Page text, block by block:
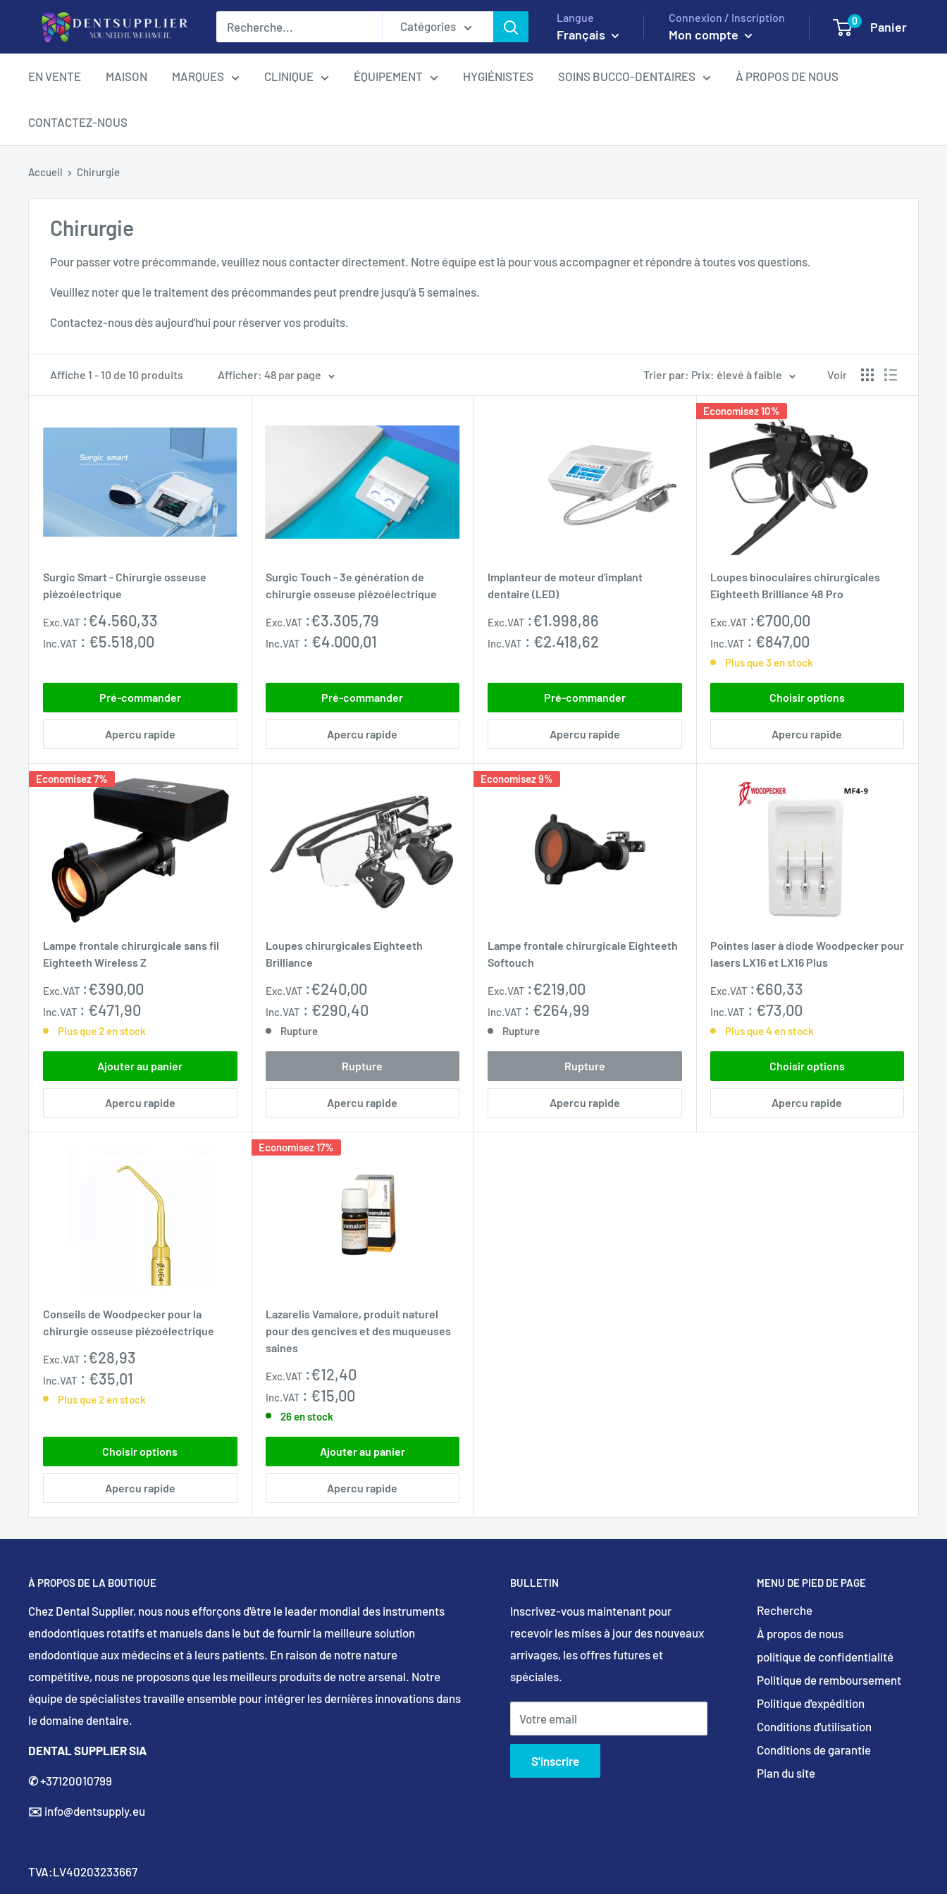
contenu
DentSupplier Catégories
Langue
Français
Connexion / Inscription
Mon compte
0 Panier
EN VENTE MAISON MARQUES CLINIQUE ÉQUIPEMENT HYGIÉNISTES SOINS BUCCO-DENTAIRES À PROPOS DE NOUS
CONTACTEZ-NOUS
Accueil Chirurgie
Chirurgie
Pour passer votre précommande, veuillez nous contacter directement. Notre équipe est là pour vous accompagner et répondre à toutes vos questions.
Veuillez noter que le traitement des précommandes peut prendre jusqu'à 5 semaines.
Contactez-nous dès aujourd'hui pour réserver vos produits.
Affiche 1 - 10 de 10 produits Afficher: 48 par page Trier par: Prix: élevé à faible Voir
Surgic Smart - Chirurgie osseuse
piézoélectrique
Prix
réduit
Exc.VAT :€4.560,33
Inc.VAT : €5.518,00
Pré-commander
Apercu rapide
Surgic Touch - 3e génération de
chirurgie osseuse piézoélectrique
Prix
réduit
Exc.VAT :€3.305,79
Inc.VAT : €4.000,01
Pré-commander
Apercu rapide
Implanteur de moteur d'implant
dentaire (LED)
Prix
réduit
Exc.VAT :€1.998,86
Inc.VAT : €2.418,62
Pré-commander
Apercu rapide
Economisez 10%
Loupes binoculaires chirurgicales
Eighteeth Brilliance 48 Pro
Prix
normal
Exc.VAT :€700,00
Inc.VAT : €847,00
Plus que 3 en stock
Choisir options
Apercu rapide
Economisez 7%
Lampe frontale chirurgicale sans fil
Eighteeth Wireless Z
Prix
normal
Exc.VAT :€390,00
Inc.VAT : €471,90
Plus que 2 en stock
Ajouter au panier
Apercu rapide
Loupes chirurgicales Eighteeth
Brilliance
Prix
réduit
Exc.VAT :€240,00
Inc.VAT : €290,40
Rupture
Rupture
Apercu rapide
Economisez 9%
Lampe frontale chirurgicale Eighteeth
Softouch
Prix
normal
Exc.VAT :€219,00
Inc.VAT : €264,99
Rupture
Rupture
Apercu rapide
Pointes laser à diode Woodpecker pour
lasers LX16 et LX16 Plus
Prix
réduit
Exc.VAT :€60,33
Inc.VAT : €73,00
Plus que 4 en stock
Choisir options
Apercu rapide
Conseils de Woodpecker pour la
chirurgie osseuse piézoélectrique
Prix
réduit
Exc.VAT :€28,93
Inc.VAT : €35,01
Plus que 2 en stock
Choisir options
Apercu rapide
Economisez 17%
Lazarelis Vamalore, produit naturel
pour des gencives et des muqueuses
saines
Prix
normal
Exc.VAT :€12,40
Inc.VAT : €15,00
26 en stock
Ajouter au panier
Apercu rapide
À PROPOS DE LA BOUTIQUE
Chez Dental Supplier, nous nous efforçons d'être le leader mondial des instruments
endodontiques rotatifs et manuels dans le but de fournir la meilleure solution
endodontique aux médecins et à leurs patients. En raison de notre nature
compétitive, nous ne proposons que les meilleurs produits de notre arsenal. Notre
équipe de spécialistes travaille ensemble pour intégrer les dernières innovations dans
le domaine dentaire.
DENTAL SUPPLIER SIA
✆+37120010799
✉️ info@dentsupply.eu
TVA:LV40203233667
BULLETIN
Inscrivez-vous maintenant pour
recevoir les mises à jour des nouveaux
arrivages, les offres futures et
spéciales.
Votre email
S'inscrire
MENU DE PIED DE PAGE
Recherche
À propos de nous
politique de confidentialité
Politique de remboursement
Politique d'expédition
Conditions d'utilisation
Conditions de garantie
Plan du site